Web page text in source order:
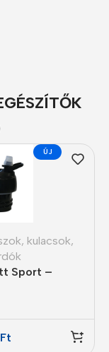
ÚJ
kulacsok,
Sport –
Ft